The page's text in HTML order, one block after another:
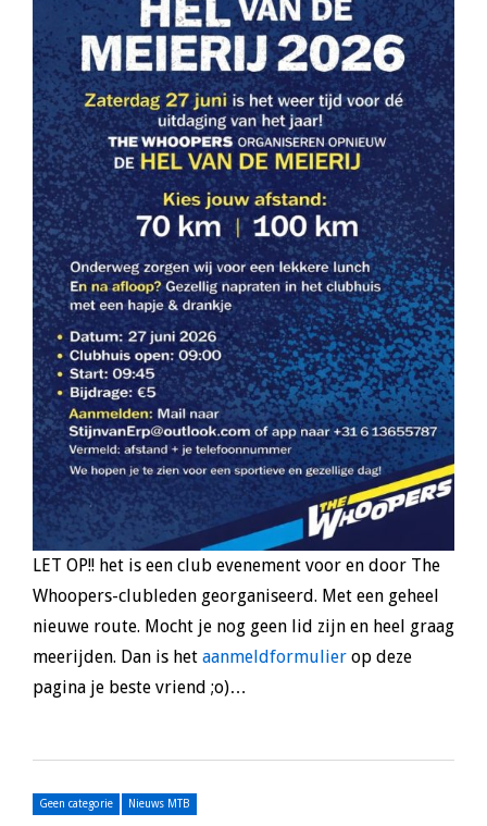
LET OP!! het is een club evenement voor en door The
Whoopers-clubleden georganiseerd. Met een geheel
nieuwe route. Mocht je nog geen lid zijn en heel graag
meerijden. Dan is het aanmeldformulier op deze
pagina je beste vriend ;o)…
Geen categorie Nieuws MTB